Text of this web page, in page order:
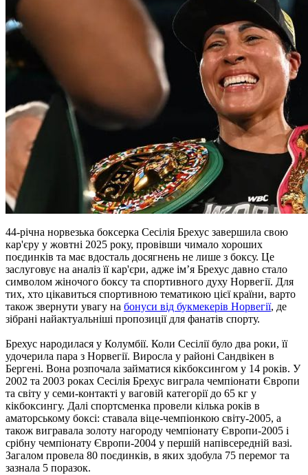
44-річна норвезька боксерка Сесілія Брехус завершила свою
кар'єру у жовтні 2025 року, провівши чимало хороших
поєдинків та має вдосталь досягнень не лише з боксу. Це
заслуговує на аналіз її кар'єри, адже ім’я Брехус давно стало
символом жіночого боксу та спортивного духу Норвегії. Для
тих, хто цікавиться спортивною тематикою цієї країни, варто
також звернути увагу на бонуси від букмекерів Норвегії, де
зібрані найактуальніші пропозиції для фанатів спорту.
Брехус народилася у Колумбії. Коли Сесілії було два роки, її
удочерила пара з Норвегії. Виросла у районі Сандвікен в
Бергені. Вона розпочала займатися кікбоксингом у 14 років. У
2002 та 2003 роках Сесілія Брехус виграла чемпіонати Європи
та світу у семи-контакті у ваговій категорії до 65 кг у
кікбоксингу. Далі спортсменка провели кілька років в
аматорському боксі: ставала віце-чемпіонкою світу-2005, а
також вигравала золоту нагороду чемпіонату Європи-2005 і
срібну чемпіонату Європи-2004 у першій напівсередній вазі.
Загалом провела 80 поєдинків, в яких здобула 75 перемог та
зазнала 5 поразок.